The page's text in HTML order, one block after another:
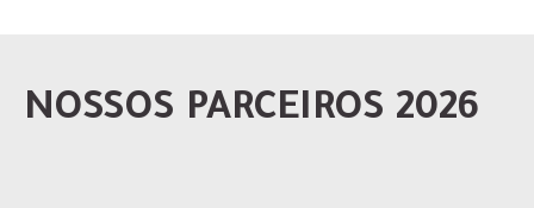
NOSSOS PARCEIROS 2026